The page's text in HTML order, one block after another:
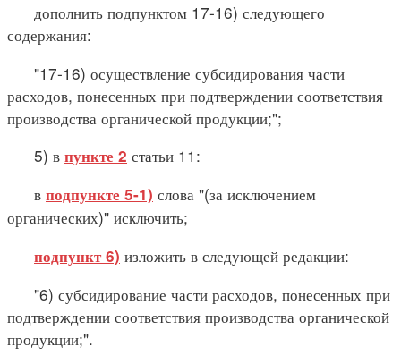
дополнить подпунктом 17-16) следующего
содержания:
"17-16) осуществление субсидирования части
расходов, понесенных при подтверждении соответствия
производства органической продукции;";
5) в пункте 2 статьи 11:
в подпункте 5-1) слова "(за исключением
органических)" исключить;
подпункт 6) изложить в следующей редакции:
"6) субсидирование части расходов, понесенных при
подтверждении соответствия производства органической
продукции;".